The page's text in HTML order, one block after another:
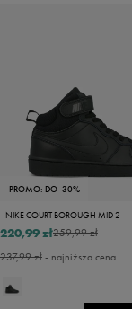
PROMO: DO -30%
NIKE COURT BOROUGH MID 2
259,99 zł
220,99 zł
237,99 zł- najniższa cena